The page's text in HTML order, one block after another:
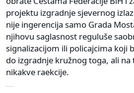
projektu izgradnje sjevernog
nije ingerencija samo Grada
njihovu saglasnost reguluše
signalizacijom ili policajcima koji
do izgradnje kružnog toga, ali na
nikakve raekcije.